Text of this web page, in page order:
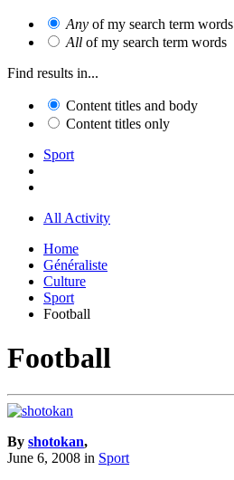
Any of my search term words
All of my search term words
Find results in...
Content titles and body
Content titles only
Sport
All Activity
Home
Généraliste
Culture
Sport
Football
Football
By shotokan,
June 6, 2008 in Sport